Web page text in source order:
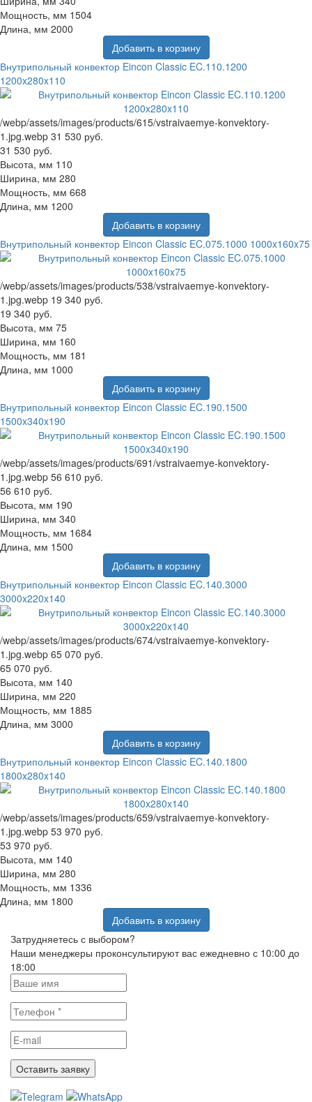
Мощность, мм 1504
Длина, мм 2000
Добавить в корзину
Внутрипольный конвектор Eincon Classic EC.110.1200
1200x280x110
/webp/assets/images/products/615/vstraivaemye-konvektory-
1.jpg.webp 31 530 руб.
31 530 руб.
Высота, мм 110
Ширина, мм 280
Мощность, мм 668
Длина, мм 1200
Добавить в корзину
Внутрипольный конвектор Eincon Classic EC.075.1000 1000x160x75
/webp/assets/images/products/538/vstraivaemye-konvektory-
1.jpg.webp 19 340 руб.
19 340 руб.
Высота, мм 75
Ширина, мм 160
Мощность, мм 181
Длина, мм 1000
Добавить в корзину
Внутрипольный конвектор Eincon Classic EC.190.1500
1500x340x190
/webp/assets/images/products/691/vstraivaemye-konvektory-
1.jpg.webp 56 610 руб.
56 610 руб.
Высота, мм 190
Ширина, мм 340
Мощность, мм 1684
Длина, мм 1500
Добавить в корзину
Внутрипольный конвектор Eincon Classic EC.140.3000
3000x220x140
/webp/assets/images/products/674/vstraivaemye-konvektory-
1.jpg.webp 65 070 руб.
65 070 руб.
Высота, мм 140
Ширина, мм 220
Мощность, мм 1885
Длина, мм 3000
Добавить в корзину
Внутрипольный конвектор Eincon Classic EC.140.1800
1800x280x140
/webp/assets/images/products/659/vstraivaemye-konvektory-
1.jpg.webp 53 970 руб.
53 970 руб.
Высота, мм 140
Ширина, мм 280
Мощность, мм 1336
Длина, мм 1800
Добавить в корзину
Затрудняетесь с выбором?
Наши менеджеры проконсультируют вас ежедневно с 10:00 до
18:00